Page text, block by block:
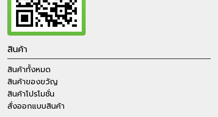
สินค้า
สินค้าทั้งหมด
สินค้าของขวัญ
สินค้าโปรโมชั่น
สั่งออกแบบสินค้า